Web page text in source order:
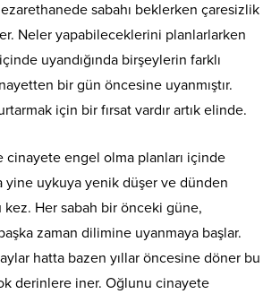
sabahı beklerken çaresizlik
Neler yapabileceklerini planlarlarken
uyandığında birşeylerin farklı
bir gün öncesine uyanmıştır.
için bir fırsat vardır artık elinde.
cinayete engel olma planları içinde
uykuya yenik düşer ve dünden
kez. Her sabah bir önceki güne,
zaman dilimine uyanmaya başlar.
hatta bazen yıllar öncesine döner bu
derinlere iner. Oğlunu cinayete